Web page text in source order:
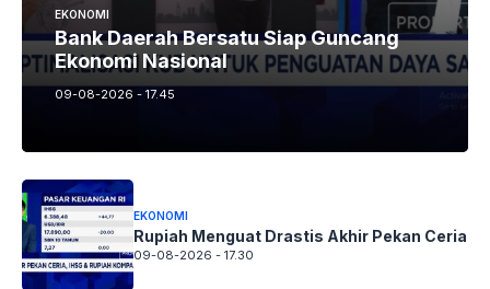
EKONOMI
Bank Daerah Bersatu Siap Guncang
Ekonomi Nasional
09-08-2026 - 17.45
EKONOMI
Rupiah Menguat Drastis Akhir Pekan Ceria
09-08-2026 - 17.30